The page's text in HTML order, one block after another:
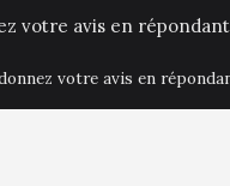
votre avis en
votre avis en